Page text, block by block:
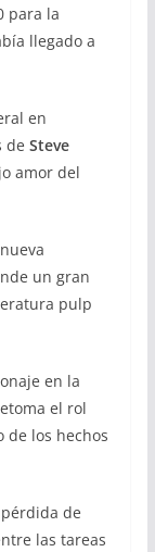
para la
llegado a
en
de Steve
amor del
un gran
pulp
en la
el rol
de los hechos
de
las tareas